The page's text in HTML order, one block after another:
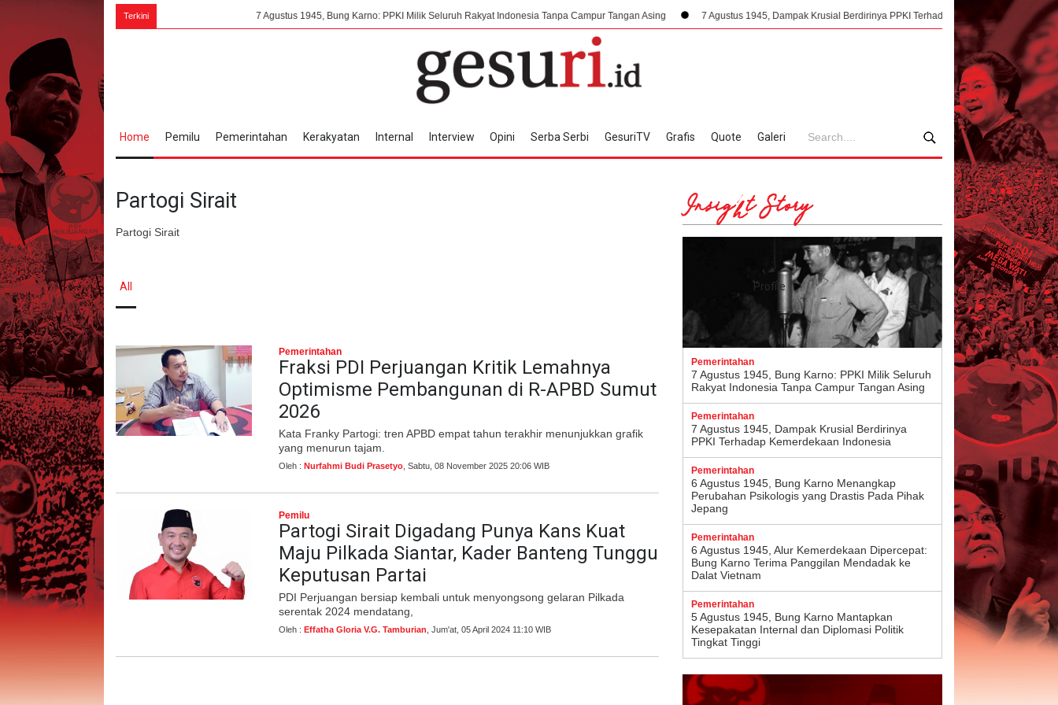
Terkini 7 Agustus 1945, Bung Karno: PPKI Milik Seluruh Rakyat Indonesia Tanpa Campur Tangan Asing 7 Agustus 1945, Dampak Krusial Berdirinya PPKI Terhadap Kemerdekaan Indonesia
Home Pemilu Pemerintahan Kerakyatan Internal Interview Opini Serba Serbi GesuriTV Grafis Quote Galeri
Partogi Sirait
Partogi Sirait
All Profile
Pemerintahan
Fraksi PDI Perjuangan Kritik Lemahnya
Optimisme Pembangunan di R-APBD Sumut
2026
Kata Franky Partogi: tren APBD empat tahun terakhir menunjukkan grafik
yang menurun tajam.
Oleh : Nurfahmi Budi Prasetyo , Sabtu, 08 November 2025 20:06 WIB
Pemilu
Partogi Sirait Digadang Punya Kans Kuat
Maju Pilkada Siantar, Kader Banteng Tunggu
Keputusan Partai
PDI Perjuangan bersiap kembali untuk menyongsong gelaran Pilkada
serentak 2024 mendatang,
Oleh : Effatha Gloria V.G. Tamburian , Jum'at, 05 April 2024 11:10 WIB
Insight Story
Pemerintahan
7 Agustus 1945, Bung Karno: PPKI Milik Seluruh
Rakyat Indonesia Tanpa Campur Tangan Asing
Pemerintahan
7 Agustus 1945, Dampak Krusial Berdirinya
PPKI Terhadap Kemerdekaan Indonesia
Pemerintahan
6 Agustus 1945, Bung Karno Menangkap
Perubahan Psikologis yang Drastis Pada Pihak
Jepang
Pemerintahan
6 Agustus 1945, Alur Kemerdekaan Dipercepat:
Bung Karno Terima Panggilan Mendadak ke
Dalat Vietnam
Pemerintahan
5 Agustus 1945, Bung Karno Mantapkan
Kesepakatan Internal dan Diplomasi Politik
Tingkat Tinggi